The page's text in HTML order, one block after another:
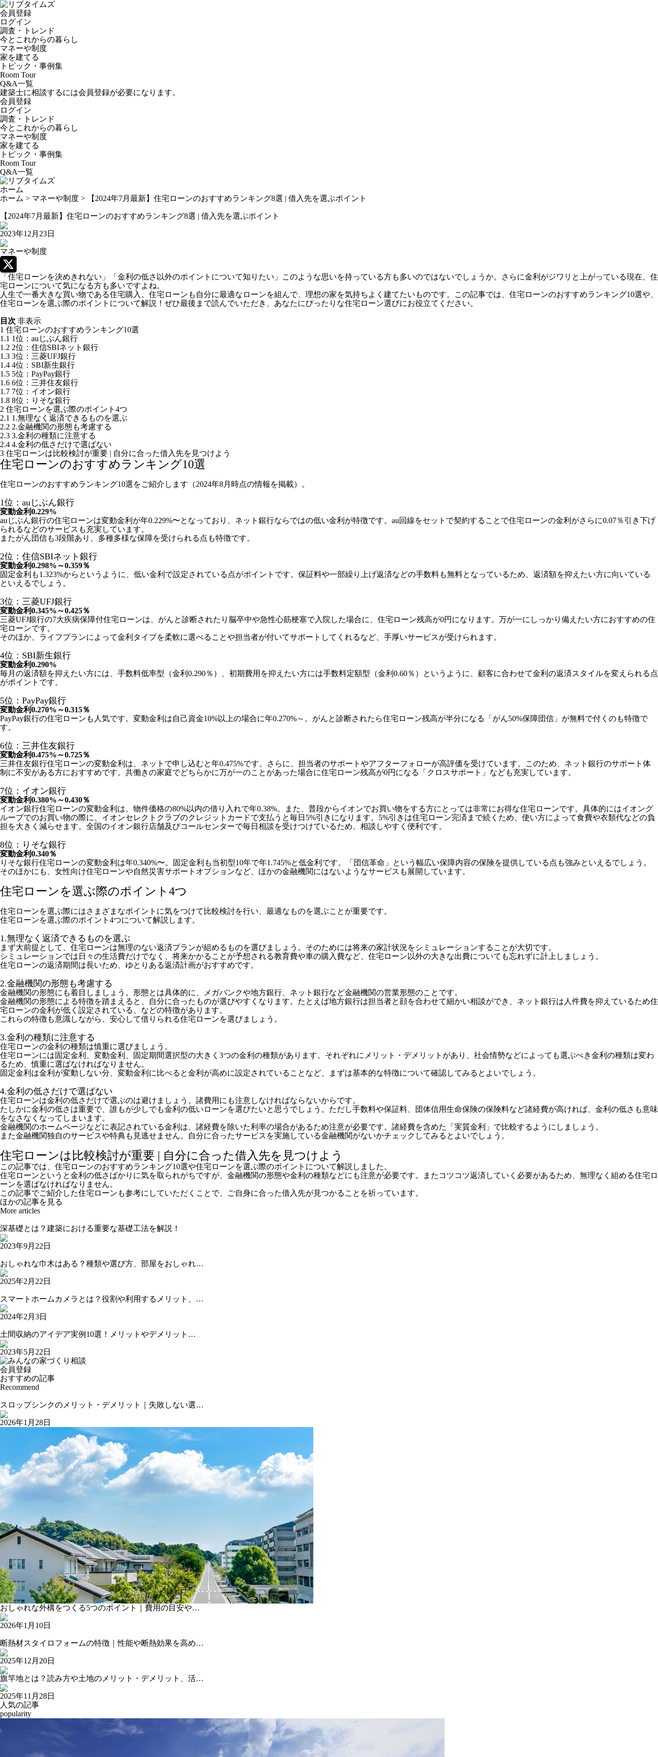
会員登録
ログイン
調査・トレンド
今とこれからの暮らし
マネーや制度
家を建てる
トピック・事例集
Room Tour
Q&A一覧
建築士に相談するには会員登録が必要になります。
会員登録
ログイン
調査・トレンド
今とこれからの暮らし
マネーや制度
家を建てる
トピック・事例集
Room Tour
Q&A一覧
ホーム
ホーム > マネーや制度 > 【2024年7月最新】住宅ローンのおすすめランキング8選 | 借入先を選ぶポイント
【2024年7月最新】住宅ローンのおすすめランキング8選 | 借入先を選ぶポイント
2023年12月23日
マネーや制度
X「住宅ローンを決めきれない」「金利の低さ以外のポイントについて知りたい」このような思いを持っている方も多いのではないでしょうか。さらに金利がジワリと上がっている現在、住
宅ローンについて気になる方も多いですよね。
人生で一番大きな買い物である住宅購入。住宅ローンも自分に最適なローンを組んで、理想の家を気持ちよく建てたいものです。この記事では、住宅ローンのおすすめランキング10選や、
住宅ローンを選ぶ際のポイントについて解説！ぜひ最後まで読んでいただき、あなたにぴったりな住宅ローン選びにお役立てください。
目次 非表示
1 住宅ローンのおすすめランキング10選
1.1 1位：auじぶん銀行
1.2 2位：住信SBIネット銀行
1.3 3位：三菱UFJ銀行
1.4 4位：SBI新生銀行
1.5 5位：PayPay銀行
1.6 6位：三井住友銀行
1.7 7位：イオン銀行
1.8 8位：りそな銀行
2 住宅ローンを選ぶ際のポイント4つ
2.1 1.無理なく返済できるものを選ぶ
2.2 2.金融機関の形態も考慮する
2.3 3.金利の種類に注意する
2.4 4.金利の低さだけで選ばない
3 住宅ローンは比較検討が重要 | 自分に合った借入先を見つけよう
住宅ローンのおすすめランキング10選
住宅ローンのおすすめランキング10選をご紹介します（2024年8月時点の情報を掲載）。
1位：auじぶん銀行
変動金利0.229%
auじぶん銀行の住宅ローンは変動金利が年0.229%〜となっており、ネット銀行ならではの低い金利が特徴です。au回線をセットで契約することで住宅ローンの金利がさらに0.07％引き下げ
られるなどのサービスも充実しています。
またがん団信も3段階あり、多種多様な保障を受けられる点も特徴です。
2位：住信SBIネット銀行
変動金利0.298%～0.359％
固定金利も1.323%からというように、低い金利で設定されている点がポイントです。保証料や一部繰り上げ返済などの手数料も無料となっているため、返済額を抑えたい方に向いている
といえるでしょう。
3位：三菱UFJ銀行
変動金利0.345%～0.425％
三菱UFJ銀行の7大疾病保障付住宅ローンは、がんと診断されたり脳卒中や急性心筋梗塞で入院した場合に、住宅ローン残高が0円になります。万が一にしっかり備えたい方におすすめの住
宅ローンです。
そのほか、ライフプランによって金利タイプを柔軟に選べることや担当者が付いてサポートしてくれるなど、手厚いサービスが受けられます。
4位：SBI新生銀行
変動金利0.290%
毎月の返済額を抑えたい方には、手数料低率型（金利0.290％）、初期費用を抑えたい方には手数料定額型（金利0.60％）というように、顧客に合わせて金利の返済スタイルを変えられる点
がポイントです。
5位：PayPay銀行
変動金利0.270%～0.315％
PayPay銀行の住宅ローンも人気です。変動金利は自己資金10%以上の場合に年0.270%～。がんと診断されたら住宅ローン残高が半分になる「がん50%保障団信」が無料で付くのも特徴で
す。
6位：三井住友銀行
変動金利0.475%～0.725％
三井住友銀行住宅ローンの変動金利は、ネットで申し込むと年0.475%です。さらに、担当者のサポートやアフターフォローが高評価を受けています。このため、ネット銀行のサポート体
制に不安がある方におすすめです。共働きの家庭でどちらかに万が一のことがあった場合に住宅ローン残高が0円になる「クロスサポート」なども充実しています。
7位：イオン銀行
変動金利0.380%～0.430％
イオン銀行住宅ローンの変動金利は、物件価格の80%以内の借り入れで年0.38%。また、普段からイオンでお買い物をする方にとっては非常にお得な住宅ローンです。具体的にはイオング
ループでのお買い物の際に、イオンセレクトクラブのクレジットカードで支払うと毎日5%引きになります。5%引きは住宅ローン完済まで続くため、使い方によって食費や衣類代などの負
担を大きく減らせます。全国のイオン銀行店舗及びコールセンターで毎日相談を受けつけているため、相談しやすく便利です。
8位：りそな銀行
変動金利0.340％
りそな銀行住宅ローンの変動金利は年0.340%〜。固定金利も当初型10年で年1.745%と低金利です。「団信革命」という幅広い保障内容の保険を提供している点も強みといえるでしょう。
そのほかにも、女性向け住宅ローンや自然災害サポートオプションなど、ほかの金融機関にはないようなサービスも展開しています。
住宅ローンを選ぶ際のポイント4つ
住宅ローンを選ぶ際にはさまざまなポイントに気をつけて比較検討を行い、最適なものを選ぶことが重要です。
住宅ローンを選ぶ際のポイント4つについて解説します。
1.無理なく返済できるものを選ぶ
まず大前提として、住宅ローンは無理のない返済プランが組めるものを選びましょう。そのためには将来の家計状況をシミュレーションすることが大切です。
シミュレーションでは日々の生活費だけでなく、将来かかることが予想される教育費や車の購入費など、住宅ローン以外の大きな出費についても忘れずに計上しましょう。
住宅ローンの返済期間は長いため、ゆとりある返済計画がおすすめです。
2.金融機関の形態も考慮する
金融機関の形態にも着目しましょう。形態とは具体的に、メガバンクや地方銀行、ネット銀行など金融機関の営業形態のことです。
金融機関の形態による特徴を踏まえると、自分に合ったものが選びやすくなります。たとえば地方銀行は担当者と顔を合わせて細かい相談ができ、ネット銀行は人件費を抑えているため住
宅ローンの金利が低く設定されている、などの特徴があります。
これらの特徴も意識しながら、安心して借りられる住宅ローンを選びましょう。
3.金利の種類に注意する
住宅ローンの金利の種類は慎重に選びましょう。
住宅ローンには固定金利、変動金利、固定期間選択型の大きく3つの金利の種類があります。それぞれにメリット・デメリットがあり、社会情勢などによっても選ぶべき金利の種類は変わ
るため、慎重に選ばなければなりません。
固定金利は金利が変動しない分、変動金利に比べると金利が高めに設定されていることなど、まずは基本的な特徴について確認してみるとよいでしょう。
4.金利の低さだけで選ばない
住宅ローンは金利の低さだけで選ぶのは避けましょう。諸費用にも注意しなければならないからです。
たしかに金利の低さは重要で、誰もが少しでも金利の低いローンを選びたいと思うでしょう。ただし手数料や保証料、団体信用生命保険の保険料など諸経費が高ければ、金利の低さも意味
をなさなくなってしまいます。
金融機関のホームページなどに表記されている金利は、諸経費を除いた利率の場合があるため注意が必要です。諸経費を含めた「実質金利」で比較するようにしましょう。
また金融機関独自のサービスや特典も見逃せません。自分に合ったサービスを実施している金融機関がないかチェックしてみるとよいでしょう。
住宅ローンは比較検討が重要 | 自分に合った借入先を見つけよう
この記事では、住宅ローンのおすすめランキング10選や住宅ローンを選ぶ際のポイントについて解説しました。
住宅ローンというと金利の低さばかりに気を取られがちですが、金融機関の形態や金利の種類などにも注意が必要です。またコツコツ返済していく必要があるため、無理なく組める住宅ロ
ーンを選ばなければなりません。
この記事でご紹介した住宅ローンも参考にしていただくことで、ご自身に合った借入先が見つかることを祈っています。
ほかの記事を見る
More articles
深基礎とは？建築における重要な基礎工法を解説！
2023年9月22日
おしゃれな巾木はある？種類や選び方、部屋をおしゃれ…
2025年2月22日
スマートホームカメラとは？役割や利用するメリット、…
2024年2月3日
土間収納のアイデア実例10選！メリットやデメリット…
2023年5月22日
会員登録
おすすめの記事
Recommend
スロップシンクのメリット・デメリット｜失敗しない選…
2026年1月28日
おしゃれな外構をつくる5つのポイント｜費用の目安や…
2026年1月10日
断熱材スタイロフォームの特徴｜性能や断熱効果を高め…
2025年12月20日
旗竿地とは？読み方や土地のメリット・デメリット、活…
2025年11月28日
人気の記事
popularity